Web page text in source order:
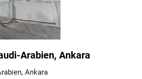
Arabien, Ankara
Ankara